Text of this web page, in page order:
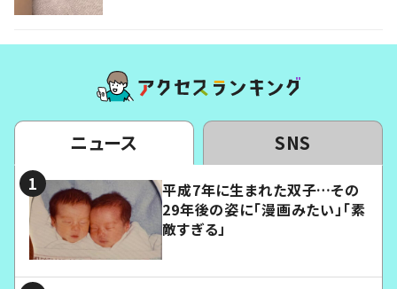
ニュース SNS
平成7年に生まれた双子…その
29年後の姿に「漫画みたい」「素
敵すぎる」